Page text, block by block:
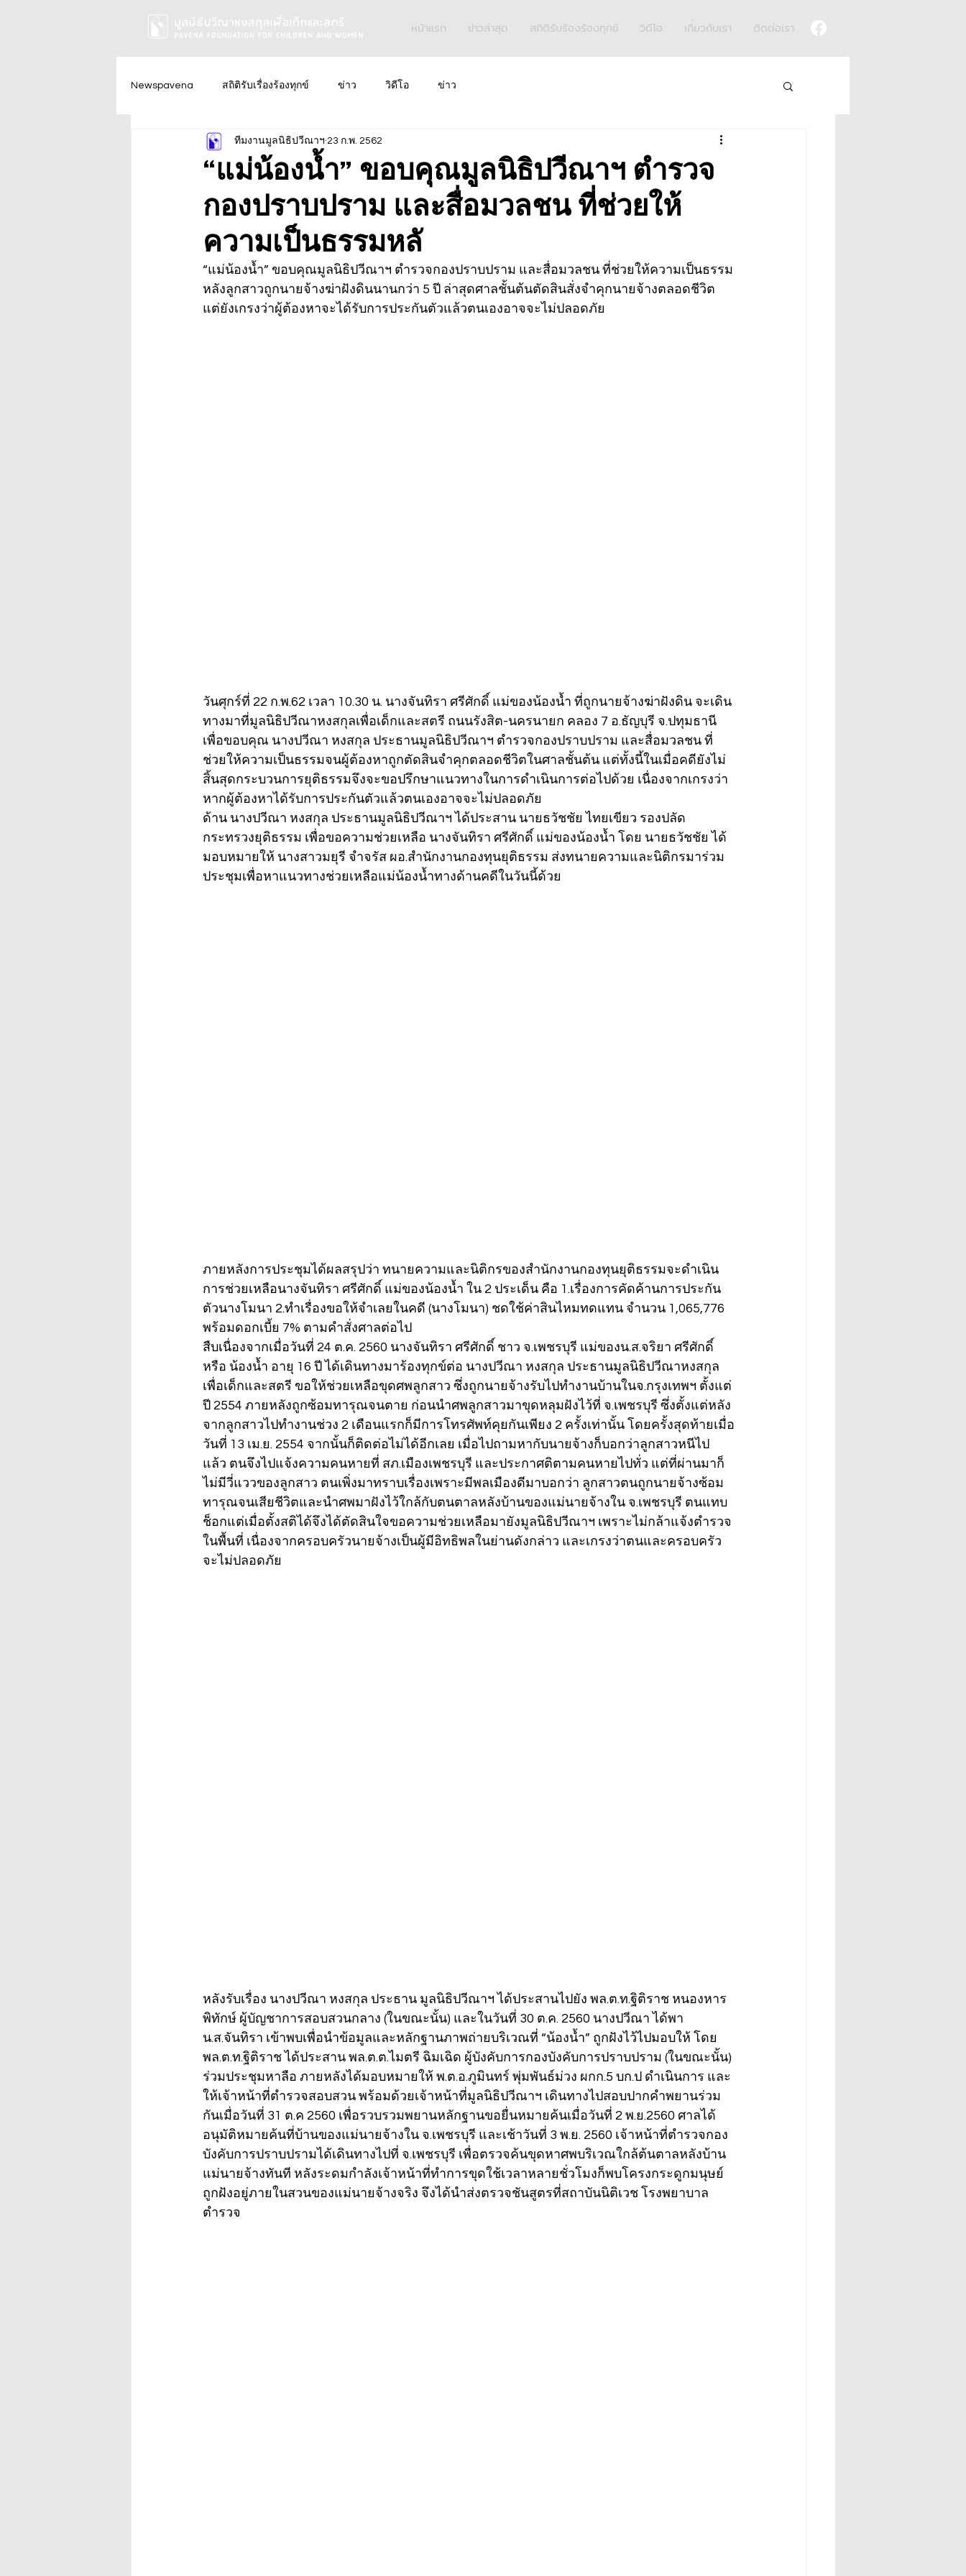
หน้าแรก ข่าวล่าสุด สถิติรับร้องร้องทุกข์ วิดีโอ เกี่ยวกับเรา ติดต่อเรา
Newspavena สถิติรับเรื่องร้องทุกข์ ข่าว วิดีโอ ข่าว
“แม่น้องน้ำ” ขอบคุณมูลนิธิปวีณาฯ ตำรวจ
กองปราบปราม และสื่อมวลชน ที่ช่วยให้
ความเป็นธรรมหลั
ทีมงานมูลนิธิปวีณาฯ 23 ก.พ. 2562
“แม่น้องน้ำ” ขอบคุณมูลนิธิปวีณาฯ ตำรวจกองปราบปราม และสื่อมวลชน ที่ช่วยให้ความเป็นธรรม
หลังลูกสาวถูกนายจ้างฆ่าฝังดินนานกว่า 5 ปี ล่าสุดศาลชั้นต้นตัดสินสั่งจำคุกนายจ้างตลอดชีวิต
แต่ยังเกรงว่าผู้ต้องหาจะได้รับการประกันตัวแล้วตนเองอาจจะไม่ปลอดภัย
วันศุกร์ที่ 22 ก.พ.62 เวลา 10.30 น. นางจันทิรา ศรีศักดิ์ แม่ของน้องน้ำ ที่ถูกนายจ้างฆ่าฝังดิน จะเดิน
ทางมาที่มูลนิธิปวีณาหงสกุลเพื่อเด็กและสตรี ถนนรังสิต-นครนายก คลอง 7 อ.ธัญบุรี จ.ปทุมธานี
เพื่อขอบคุณ นางปวีณา หงสกุล ประธานมูลนิธิปวีณาฯ ตำรวจกองปราบปราม และสื่อมวลชน ที่
ช่วยให้ความเป็นธรรมจนผู้ต้องหาถูกตัดสินจำคุกตลอดชีวิตในศาลชั้นต้น แต่ทั้งนี้ในเมื่อคดียังไม่
สิ้นสุดกระบวนการยุติธรรมจึงจะขอปรึกษาแนวทางในการดำเนินการต่อไปด้วย เนื่องจากเกรงว่า
หากผู้ต้องหาได้รับการประกันตัวแล้วตนเองอาจจะไม่ปลอดภัย
ด้าน นางปวีณา หงสกุล ประธานมูลนิธิปวีณาฯ ได้ประสาน นายธวัชชัย ไทยเขียว รองปลัด
กระทรวงยุติธรรม เพื่อขอความช่วยเหลือ นางจันทิรา ศรีศักดิ์ แม่ของน้องน้ำ โดย นายธวัชชัย ได้
มอบหมายให้ นางสาวมยุรี จำจรัส ผอ.สำนักงานกองทุนยุติธรรม ส่งทนายความและนิติกรมาร่วม
ประชุมเพื่อหาแนวทางช่วยเหลือแม่น้องน้ำทางด้านคดีในวันนี้ด้วย
ภายหลังการประชุมได้ผลสรุปว่า ทนายความและนิติกรของสำนักงานกองทุนยุติธรรมจะดำเนิน
การช่วยเหลือนางจันทิรา ศรีศักดิ์ แม่ของน้องน้ำ ใน 2 ประเด็น คือ 1.เรื่องการคัดค้านการประกัน
ตัวนางโมนา 2.ทำเรื่องขอให้จำเลยในคดี (นางโมนา) ชดใช้ค่าสินไหมทดแทน จำนวน 1,065,776
พร้อมดอกเบี้ย 7% ตามคำสั่งศาลต่อไป
สืบเนื่องจากเมื่อวันที่ 24 ต.ค. 2560 นางจันทิรา ศรีศักดิ์ ชาว จ.เพชรบุรี แม่ของน.ส.จริยา ศรีศักดิ์
หรือ น้องน้ำ อายุ 16 ปี ได้เดินทางมาร้องทุกข์ต่อ นางปวีณา หงสกุล ประธานมูลนิธิปวีณาหงสกุล
เพื่อเด็กและสตรี ขอให้ช่วยเหลือขุดศพลูกสาว ซึ่งถูกนายจ้างรับไปทำงานบ้านในจ.กรุงเทพฯ ตั้งแต่
ปี 2554 ภายหลังถูกซ้อมทารุณจนตาย ก่อนนำศพลูกสาวมาขุดหลุมฝังไว้ที่ จ.เพชรบุรี ซึ่งตั้งแต่หลัง
จากลูกสาวไปทำงานช่วง 2 เดือนแรกก็มีการโทรศัพท์คุยกันเพียง 2 ครั้งเท่านั้น โดยครั้งสุดท้ายเมื่อ
วันที่ 13 เม.ย. 2554 จากนั้นก็ติดต่อไม่ได้อีกเลย เมื่อไปถามหากับนายจ้างก็บอกว่าลูกสาวหนีไป
แล้ว ตนจึงไปแจ้งความคนหายที่ สภ.เมืองเพชรบุรี และประกาศติตามคนหายไปทั่ว แต่ที่ผ่านมาก็
ไม่มีวี่แววของลูกสาว ตนเพิ่งมาทราบเรื่องเพราะมีพลเมืองดีมาบอกว่า ลูกสาวตนถูกนายจ้างซ้อม
ทารุณจนเสียชีวิตและนำศพมาฝังไว้ใกล้กับตนตาลหลังบ้านของแม่นายจ้างใน จ.เพชรบุรี ตนแทบ
ช็อกแต่เมื่อตั้งสติได้จึงได้ตัดสินใจขอความช่วยเหลือมายังมูลนิธิปวีณาฯ เพราะไม่กล้าแจ้งตำรวจ
ในพื้นที่ เนื่องจากครอบครัวนายจ้างเป็นผู้มีอิทธิพลในย่านดังกล่าว และเกรงว่าตนและครอบครัว
จะไม่ปลอดภัย
หลังรับเรื่อง นางปวีณา หงสกุล ประธาน มูลนิธิปวีณาฯ ได้ประสานไปยัง พล.ต.ท.ฐิติราช หนองหาร
พิทักษ์ ผู้บัญชาการสอบสวนกลาง (ในขณะนั้น) และในวันที่ 30 ต.ค. 2560 นางปวีณา ได้พา
น.ส.จันทิรา เข้าพบเพื่อนำข้อมูลและหลักฐานภาพถ่ายบริเวณที่ “น้องน้ำ” ถูกฝังไว้ไปมอบให้ โดย
พล.ต.ท.ฐิติราช ได้ประสาน พล.ต.ต.ไมตรี ฉิมเฉิด ผู้บังคับการกองบังคับการปราบปราม (ในขณะนั้น)
ร่วมประชุมหาลือ ภายหลังได้มอบหมายให้ พ.ต.อ.ภูมินทร์ พุ่มพันธ์ม่วง ผกก.5 บก.ป ดำเนินการ และ
ให้เจ้าหน้าที่ตำรวจสอบสวน พร้อมด้วยเจ้าหน้าที่มูลนิธิปวีณาฯ เดินทางไปสอบปากคำพยานร่วม
กันเมื่อวันที่ 31 ต.ค 2560 เพื่อรวบรวมพยานหลักฐานขอยื่นหมายค้นเมื่อวันที่ 2 พ.ย.2560 ศาลได้
อนุมัติหมายค้นที่บ้านของแม่นายจ้างใน จ.เพชรบุรี และเช้าวันที่ 3 พ.ย. 2560 เจ้าหน้าที่ตำรวจกอง
บังคับการปราบปรามได้เดินทางไปที่ จ.เพชรบุรี เพื่อตรวจค้นขุดหาศพบริเวณใกล้ต้นตาลหลังบ้าน
แม่นายจ้างทันที หลังระดมกำลังเจ้าหน้าที่ทำการขุดใช้เวลาหลายชั่วโมงก็พบโครงกระดูกมนุษย์
ถูกฝังอยู่ภายในสวนของแม่นายจ้างจริง จึงได้นำส่งตรวจชันสูตรที่สถาบันนิติเวช โรงพยาบาล
ตำรวจ